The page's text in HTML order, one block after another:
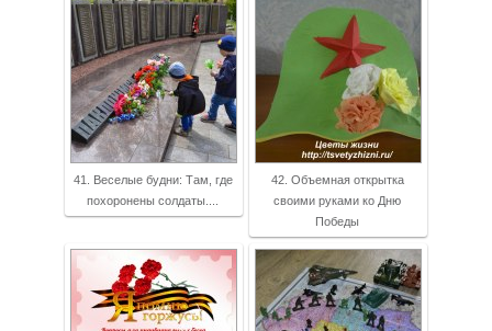
41. Веселые будни: Там, где
похоронены солдаты....
42. Объемная открытка
своими руками ко Дню
Победы